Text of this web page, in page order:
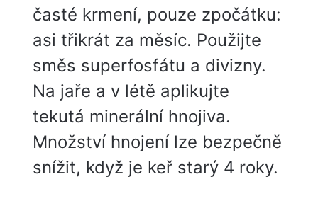
časté krmení, pouze zpočátku:
asi třikrát za měsíc. Použijte
směs superfosfátu a divizny.
Na jaře a v létě aplikujte
tekutá minerální hnojiva.
Množství hnojení lze bezpečně
snížit, když je keř starý 4 roky.